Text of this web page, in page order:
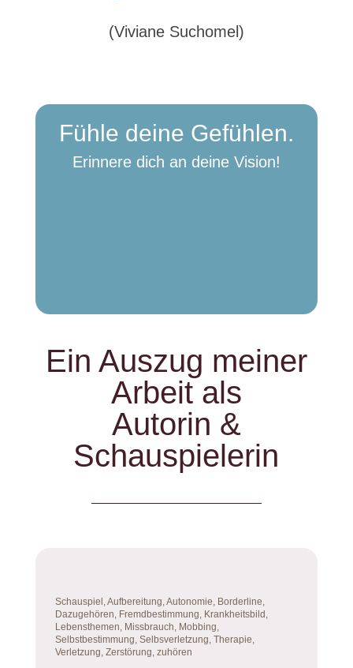
(Viviane Suchomel)
Fühle deine Gefühlen.
Erinnere dich an deine Vision!
Ein Auszug meiner
Arbeit als
Autorin &
Schauspielerin
Schauspiel, Aufbereitung, Autonomie, Borderline,
Dazugehören, Fremdbestimmung, Krankheitsbild,
Lebensthemen, Missbrauch, Mobbing,
Selbstbestimmung, Selbsverletzung, Therapie,
Verletzung, Zerstörung, zuhören